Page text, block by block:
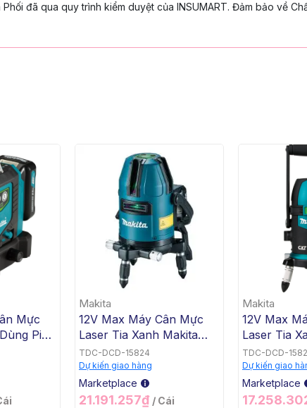
đã qua quy trình kiểm duyệt của INSUMART. Đảm bảo về
Mực
Pin
Makita
12V Max Máy Cân Mực
Laser Tia Xanh Makita
SK35GDZ
TDC-DCD-15824
Dự kiến giao hàng
Marketplace
21.191.257₫ / Cái
Makita
12V Max
Laser Tia
SK312GDZ
TDC-DCD-
Dự kiến giao
Marketplace